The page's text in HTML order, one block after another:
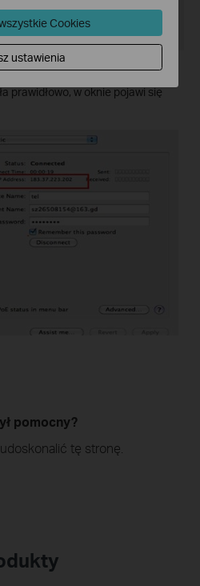
prawidłowo, w oknie pojawi się
pomocny?
tę stronę.
Cookies
ustawienia